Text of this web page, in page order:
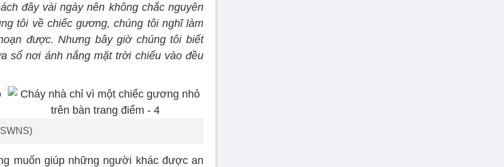
đây vài ngày nên không chắc nguyên
tôi về chiếc gương, chúng tôi nghĩ làm
được. Nhưng bây giờ chúng tôi biết
sổ nơi ánh nắng mặt trời chiếu vào đều
muốn giúp những người khác được an